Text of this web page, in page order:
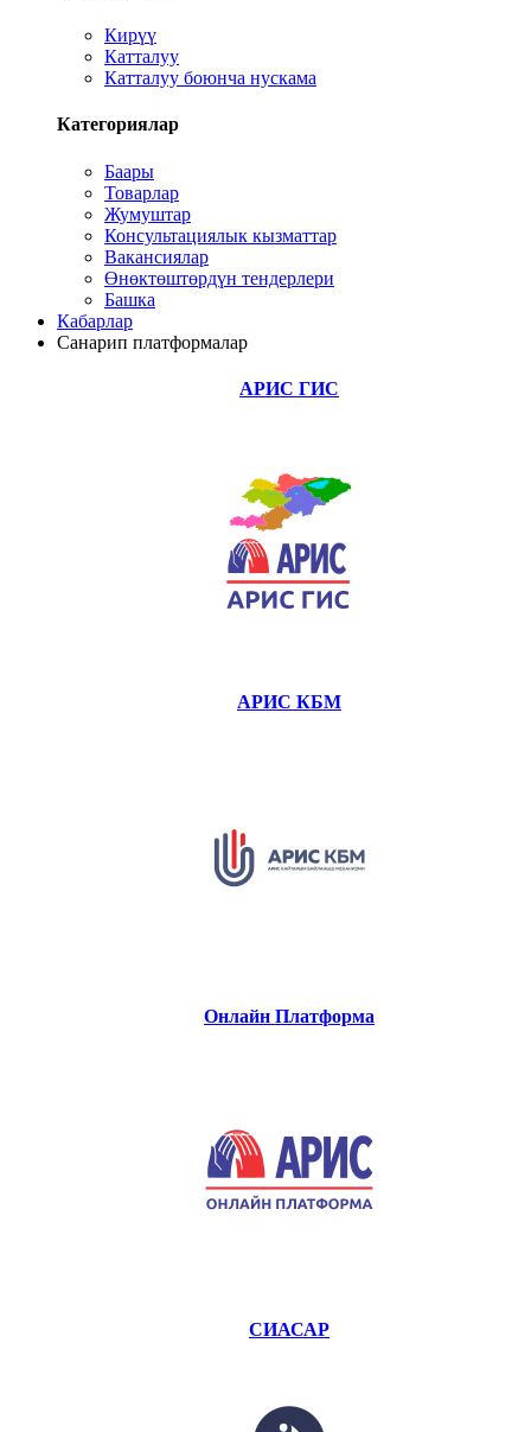
Кирүү
Катталуу
Катталуу боюнча нускама
Категориялар
Баары
Товарлар
Жумуштар
Консультациялык кызматтар
Вакансиялар
Өнөктөштөрдүн тендерлери
Башка
Кабарлар
Санарип платформалар
АРИС ГИС
АРИС КБМ
Онлайн Платформа
СИАСАР